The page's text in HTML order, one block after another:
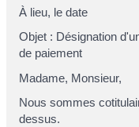
À lieu, ledate
Objet : Désignation
de paiement
Madame, Monsieur,
Nous sommes
dessus.